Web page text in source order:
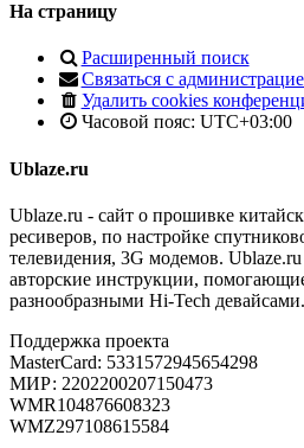
На страницу
Расширенный поиск
Связаться с
Удалить cookies
Часовой пояс: UTC+03:00
Ublaze.ru
Ublaze.ru - сайт о прошивке
ресиверов, по настройке
телевидения, 3G модемов.
авторские инструкции,
разнообразными Hi-Tech девайсами.
Поддержка проекта
MasterCard: 5331572945654298
МИР: 2202200207150473
WMR104876608323
WMZ297108615584